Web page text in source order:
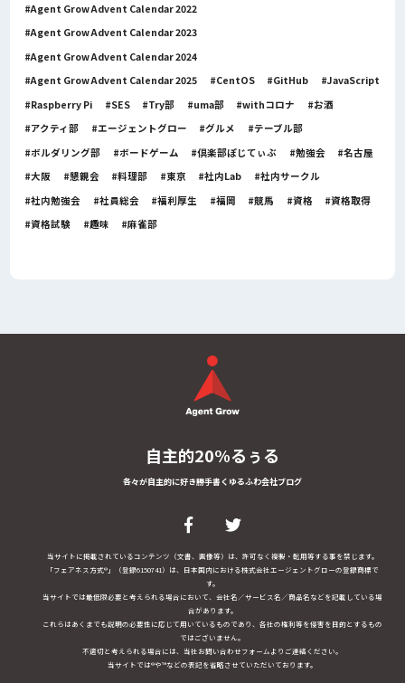
Agent Grow Advent Calendar 2022
Agent Grow Advent Calendar 2023
Agent Grow Advent Calendar 2024
Agent Grow Advent Calendar 2025
CentOS GitHub
JavaScript
Raspberry Pi
SES Try部 uma部 withコロナ
お酒
アクティ部
エージェントグロー グルメ
テーブル部
ボルダリング部
ボードゲーム 倶楽部ぽじてぃぶ 勉強会
名古屋
大阪
懇親会 料理部 東京 社内Lab
社内サークル
社内勉強会
社員総会 福利厚生 福岡 競馬 資格
資格取得
資格試験
趣味 麻雀部
自主的20%るぅる
各々が自主的に好き勝手書くゆるふわ会社ブログ
当サイトに掲載されているコンテンツ（文書、画像等）は、許可なく複製・転用等する事を禁じます。
「フェアネス方式®」（登録6150741）は、日本国内における株式会社エージェントグローの登録商標で
す。
当サイトでは最低限必要と考えられる場合において、会社名／サービス名／商品名などを記載している場
合があります。
これらはあくまでも説明の必要性に応じて用いているものであり、各社の権利等を侵害を目的とするもの
ではございません。
不適切と考えられる場合には、当社お問い合わせフォームよりご連絡ください。
当サイトでは®や™などの表記を省略させていただいております。